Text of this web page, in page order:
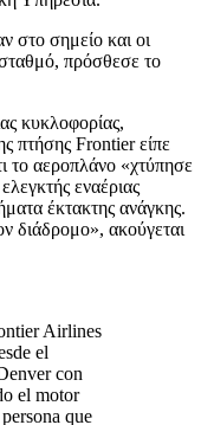
στο σημείο και οι
πρόσθεσε το
κυκλοφορίας,
πτήσης Frontier είπε
το αεροπλάνο «χτύπησε
εναέριας
έκτακτης ανάγκης.
διάδρομο», ακούγεται
Airlines
el
con
el motor
que